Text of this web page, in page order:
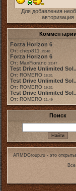
Для добавления
авторизация
Комментарии
Forza Horizon 6
От: chep811 19:48
Forza Horizon 6
От: MaxFiorano 23:47
Test Drive Unlimited
От: ROMERO 18:31
Test Drive Unlimited
От: ROMERO 19:31
Test Drive Unlimited
От: ROMERO 11:49
Поиск
ARMDGroup.ru - это